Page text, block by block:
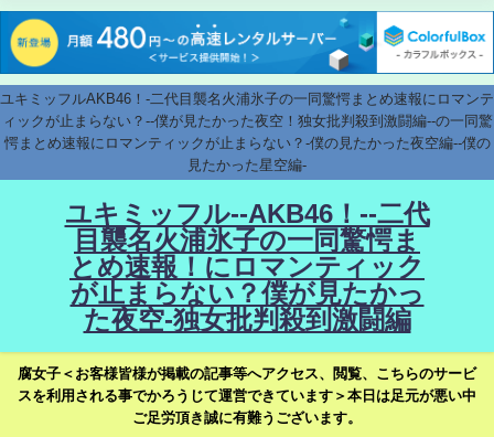
ユキミッフルAKB46！-二代目襲名火浦氷子の一同驚愕まとめ速報にロマンテ
ィックが止まらない？--僕が見たかった夜空！独女批判殺到激闘編--の一同驚
愕まとめ速報にロマンティックが止まらない？-僕の見たかった夜空編--僕の
見たかった星空編-
ユキミッフル--AKB46！--二代
目襲名火浦氷子の一同驚愕ま
とめ速報！にロマンティック
が止まらない？僕が見たかっ
た夜空-独女批判殺到激闘編
腐女子＜お客様皆様が掲載の記事等へアクセス、閲覧、こちらのサービ
スを利用される事でかろうじて運営できています＞本日は足元が悪い中
ご足労頂き誠に有難うございます。